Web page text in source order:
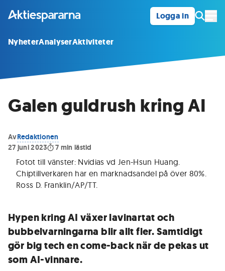
Logga in
NyheterAnalyserAktiviteter
Galen guldrush kring AI
AvRedaktionen
27 juni 2023
7 min lästid
Fotot till vänster: Nvidias vd Jen-Hsun Huang.
Chiptillverkaren har en marknadsandel på över 80%.
Ross D. Franklin/AP/TT.
Hypen kring AI växer lavinartat och
bubbelvarningarna blir allt fler. Samtidigt
gör big tech en come-back när de pekas ut
som AI-vinnare.